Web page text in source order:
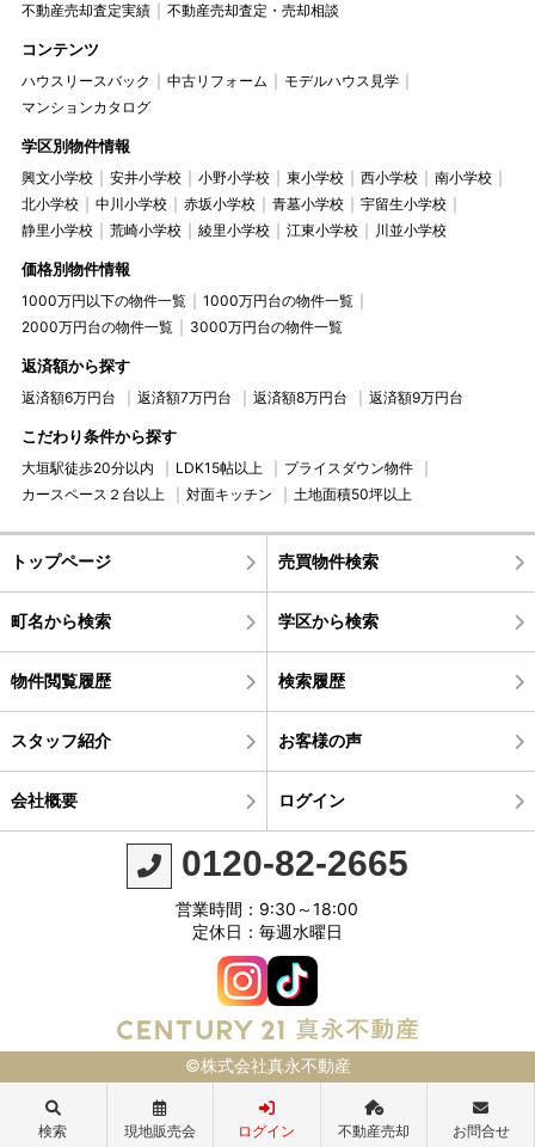
不動産売却査定実績
不動産売却査定・売却相談
コンテンツ
ハウスリースバック 中古リフォーム
モデルハウス見学
マンションカタログ
学区別物件情報
興文小学校 安井小学校 小野小学校 東小学校 西小学校
南小学校
北小学校
中川小学校 赤坂小学校 青墓小学校
宇留生小学校
静里小学校
荒崎小学校 綾里小学校 江東小学校 川並小学校
価格別物件情報
1000万円以下の物件一覧
1000万円台の物件一覧
2000万円台の物件一覧
3000万円台の物件一覧
返済額から探す
返済額6万円台 返済額7万円台 返済額8万円台 返済額9万円台
こだわり条件から探す
大垣駅徒歩20分以内 LDK15帖以上
プライスダウン物件
カースペース２台以上
対面キッチン 土地面積50坪以上
トップページ 売買物件検索
町名から検索 学区から検索
物件閲覧履歴 検索履歴
スタッフ紹介 お客様の声
会社概要 ログイン
0120-82-2665
営業時間：9:30～18:00
定休日：毎週水曜日
©株式会社真永不動産
検索 現地販売会 ログイン 不動産売却 お問合せ